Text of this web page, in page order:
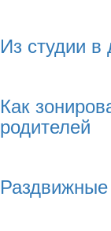
Из студии в
Как
родителей
Раздвижные